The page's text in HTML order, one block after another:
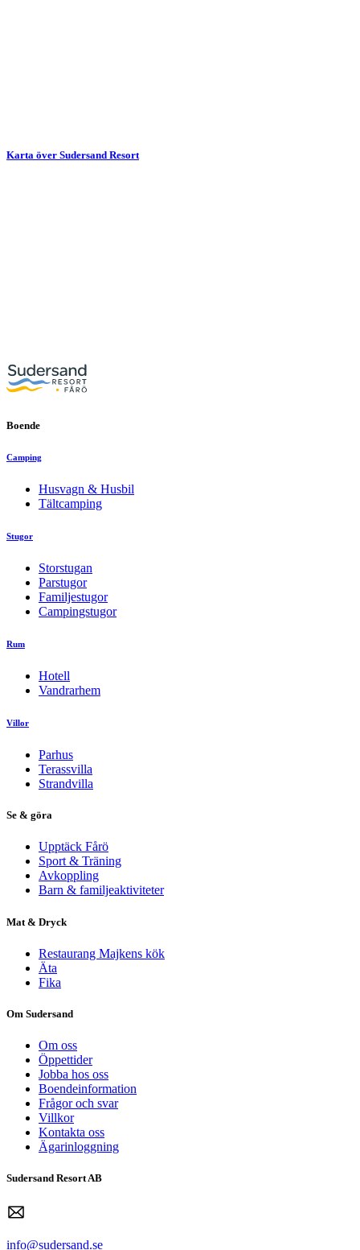
Karta över Sudersand Resort
Boende
Camping
Husvagn & Husbil
Tältcamping
Stugor
Storstugan
Parstugor
Familjestugor
Campingstugor
Rum
Hotell
Vandrarhem
Villor
Parhus
Terassvilla
Strandvilla
Se & göra
Upptäck Fårö
Sport & Träning
Avkoppling
Barn & familjeaktiviteter
Mat & Dryck
Restaurang Majkens kök
Äta
Fika
Om Sudersand
Om oss
Öppettider
Jobba hos oss
Boendeinformation
Frågor och svar
Villkor
Kontakta oss
Ägarinloggning
Sudersand Resort AB
info@sudersand.se